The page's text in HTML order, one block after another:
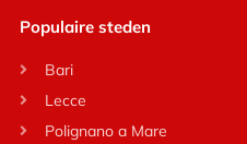
Populaire steden
Bari
Lecce
Polignano a Mare